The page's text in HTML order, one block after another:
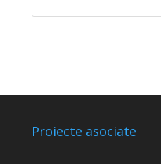
Proiecte asociate